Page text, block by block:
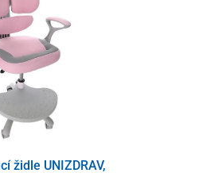
židle UNIZDRAV,